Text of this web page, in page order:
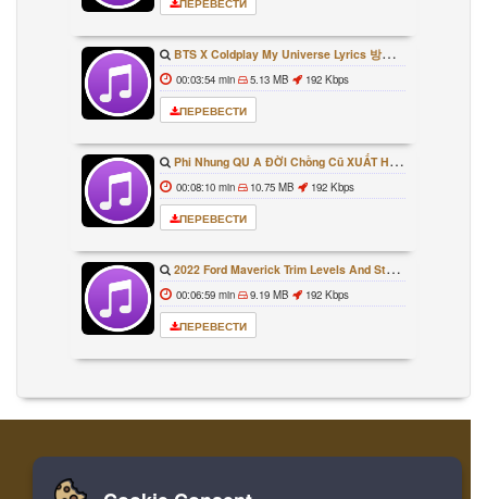
ПЕРЕВЕСТИ
BTS X Coldplay My Universe Lyrics 방탄소년단 콜드플레이 My Universe 가사 Color Coded Lyrics Han Rom Eng
00:03:54 min 5.13 MB 192 Kbps
ПЕРЕВЕСТИ
Phi Nhung QU A ĐỜI Chồng Cũ XUẤT HIỆN Khóc Hối Hận Vì Làm Điều KHỦNG KHIẾP Với Cô
00:08:10 min 10.75 MB 192 Kbps
ПЕРЕВЕСТИ
2022 Ford Maverick Trim Levels And Standard Features Explained
00:06:59 min 9.19 MB 192 Kbps
ПЕРЕВЕСТИ